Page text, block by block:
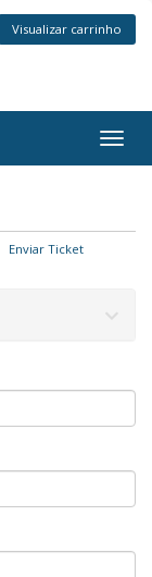
Visualizar carrinho
Enviar Ticket